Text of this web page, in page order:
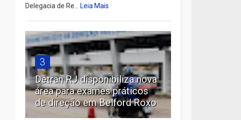
Delegacia de Re...Leia Mais
3
Detran RJ disponibiliza nova
área para exames práticos
de direção em Belford Roxo